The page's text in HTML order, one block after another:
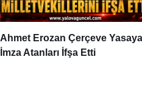
Ahmet Erozan Çerçeve Yasaya
İmza Atanları İfşa Etti